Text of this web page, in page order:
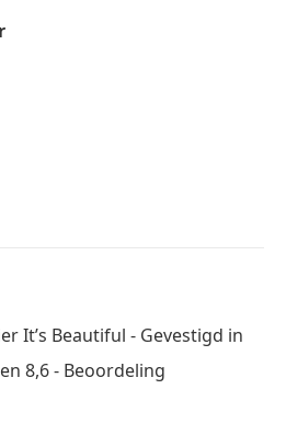
It’s Beautiful - Gevestigd in
8,6 - Beoordeling